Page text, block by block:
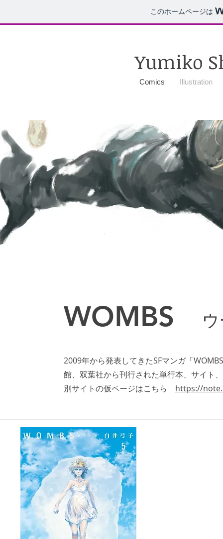
このホームページは
Yumiko
Comics Illustration
WOMBS
2009年から発表してきたSFマンガ「
館、双葉社から刊行された単行本、サイト
別サイトの仮ページはこちら https://